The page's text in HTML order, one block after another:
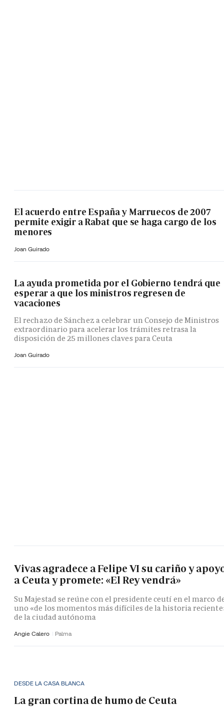
El acuerdo entre España y Marruecos de 2007
permite exigir a Rabat que se haga cargo de los
menores
Joan Guirado
La ayuda prometida por el Gobierno tendrá que
esperar a que los ministros regresen de
vacaciones
El rechazo de Sánchez a celebrar un Consejo de Ministros
extraordinario para acelerar los trámites retrasa la
disposición de 25 millones claves para Ceuta
Joan Guirado
Vivas agradece a Felipe VI su cariño y
a Ceuta y promete: «El Rey vendrá»
Su Majestad se reúne con el presidente ceutí en el marco
uno «de los momentos más difíciles de la historia
de la ciudad autónoma
Angie Calero Palma
DESDE LA CASA BLANCA
La gran cortina de humo de Ceuta